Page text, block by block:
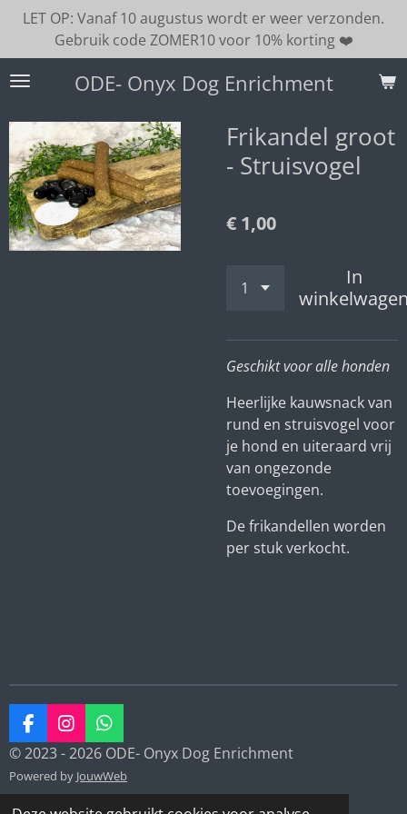
naar
de
ODE- Onyx Dog Enrichment
LET OP: Vanaf 10 augustus wordt er weer verzonden.
Gebruik code ZOMER10 voor 10% korting ❤️
Frikandel groot
- Struisvogel
€ 1,00
In
Geschikt voor alle honden
Heerlijke kauwsnack van
rund en struisvogel voor
je hond en uiteraard vrij
van ongezonde
toevoegingen.
De frikandellen worden
per stuk verkocht.
F
a
c
e
b
I
n
s
t
a
W
h
a
t
s
© 2023 - 2026 ODE- Onyx Dog Enrichment
Powered by JouwWeb